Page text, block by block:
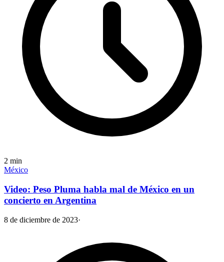
2 min
México
Video: Peso Pluma habla mal de México en un
concierto en Argentina
8 de diciembre de 2023·